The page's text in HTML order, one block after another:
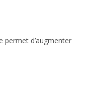
permet d’augmenter